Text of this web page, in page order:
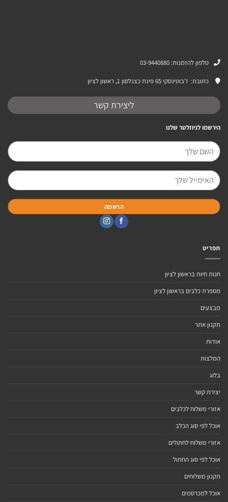
טלפון להזמנות: 03-9440880
כתובת: ז’בוטינסקי 65 פינת כצנלסון 1, ראשון לציון
ליצירת קשר
הירשמו לניוזלטר שלנו
תפריט
חנות חיות בראשון לציון
מספרת כלבים בראשון לציון
מבצעים
תקנון אתר
אודות
המלצות
בלוג
יצירת קשר
אזורי משלוח לכלבים
אוכל לפי סוג הכלב
אזורי משלוח לחתולים
אוכל לפי סוג החתול
תקנון משלוחים
אוכל למכרסמים